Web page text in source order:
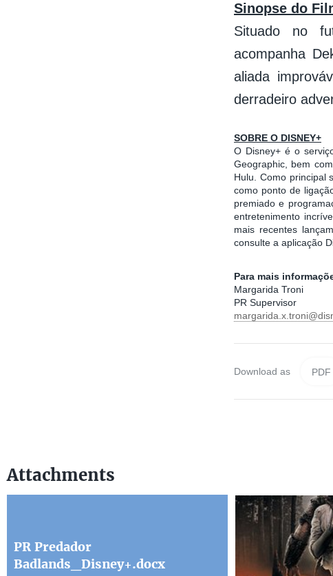
Sinopse do
Situado no
acompanha
aliada
derradeiro
SOBRE O DISNEY+
O Disney+ é o
Geographic, bem
Hulu. Como principal
como ponto de
premiado e
entretenimento
mais recentes
consulte a aplicação
Para mais
Margarida Troni
PR Supervisor
Download as PDF
Attachments
PR Predador
Badlands_Disney+.docx